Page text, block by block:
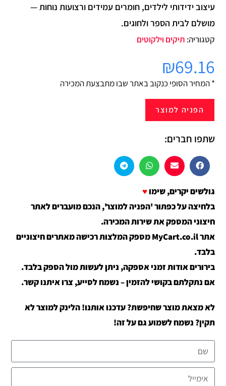
עיצוב ידידותי לילדים, חומרים עמידים ורצועות נוחות —
מושלם לבית הספר ולחוגים.
קטגוריה: תיקים וילקוטים
₪69.16
* המחיר הסופי כנקוב באתר שבו מתבצעת המכירה
הפניה למוצר
שתפו חברים:
גולשים יקרים, שימו♥
בלחיצה על כפתור 'הפניה למוצר', הנכם מועברים לאתר
חיצוני המספק את שירות המכירה.
אתר MyCart.co.il מספק המלצות רכישה מאתרים חיצוניים
בלבד.
בירורים אודות זמני אספקה, ניתן לעשות מול הספק בלבד.
אם נתקלתם בקושי להזמין – נשמח לסייע, צרו איתנו קשר.
לא מצאת מוצר שחיפשת? עדכנו אותנו! הלינק למוצר לא
תקין? נשמח לשמוע גם על זה!